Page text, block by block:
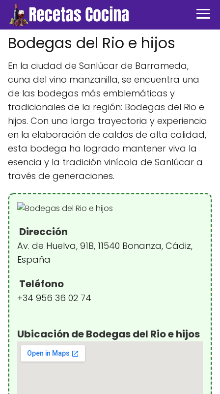
Bodegas del Rio e hijos
En la ciudad de Sanlúcar de Barrameda,
cuna del vino manzanilla, se encuentra una
de las bodegas más emblemáticas y
tradicionales de la región: Bodegas del Rio e
hijos. Con una larga trayectoria y experiencia
en la elaboración de caldos de alta calidad,
esta bodega ha logrado mantener viva la
esencia y la tradición vinícola de Sanlúcar a
través de generaciones.
Dirección
Av. de Huelva, 91B, 11540 Bonanza, Cádiz,
España
Teléfono
+34 956 36 02 74
Ubicación de Bodegas del Rio e hijos